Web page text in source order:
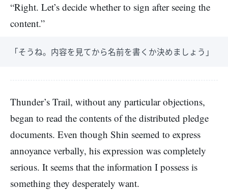
“Right. Let’s decide whether to sign after seeing the
content.”
「そうね。内容を見てから名前を書くか決めましょう」
Thunder’s Trail, without any particular objections,
began to read the contents of the distributed pledge
documents. Even though Shin seemed to express
annoyance verbally, his expression was completely
serious. It seems that the information I possess is
something they desperately want.